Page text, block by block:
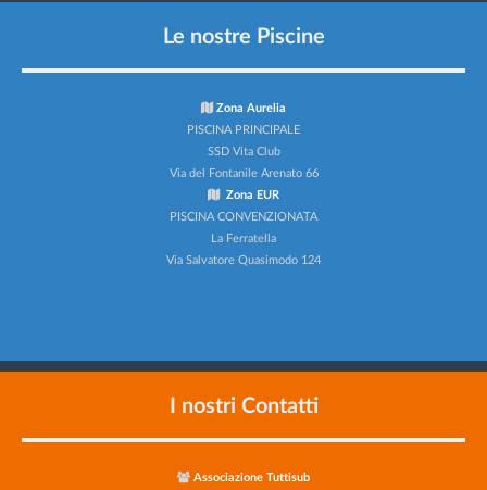
Le nostre Piscine
Zona Aurelia
PISCINA PRINCIPALE
SSD Vita Club
Via del Fontanile Arenato 66
Zona EUR
PISCINA CONVENZIONATA
La Ferratella
Via Salvatore Quasimodo 124
I nostri Contatti
Associazione Tuttisub